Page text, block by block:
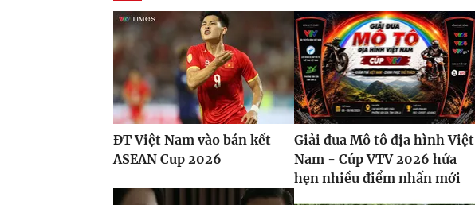
ĐT Việt Nam vào bán kết
ASEAN Cup 2026
Giải đua Mô tô địa hình Việt
Nam - Cúp VTV 2026 hứa
hẹn nhiều điểm nhấn mới